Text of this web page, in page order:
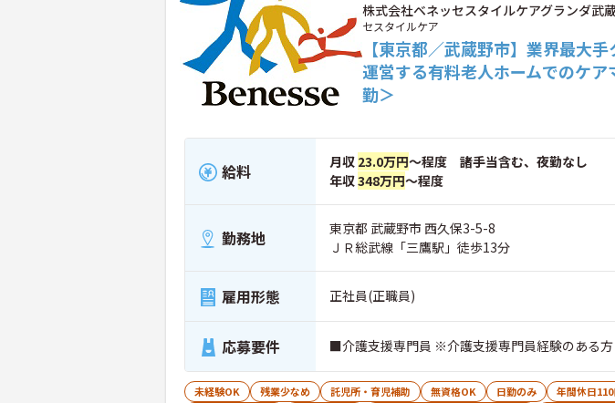
株式会社ベネッセスタイルケアグランダ武
セスタイルケア
【東京都／武蔵野市】業界最大
運営する有料老人ホームでのケア
勤＞
給料 月収 23.0万円～程度 諸手当含む、夜勤なし
年収348万円～程度
勤務地
東京都 武蔵野市 西久保3-5-8
ＪＲ総武線「三鷹駅」徒歩13分
雇用形態 正社員(正職員)
応募要件 ■介護支援専門員 ※介護支援専門員経験のある方
未経験OK 残業少なめ 託児所・育児補助 無資格OK 日勤のみ 年間休日